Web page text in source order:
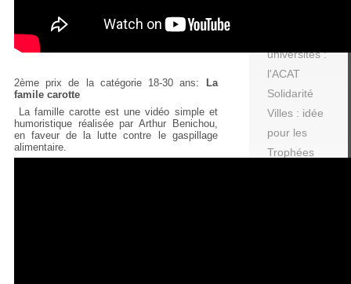
2ème prix de la catégorie 18-30 ans:
La
famile carotte
La famille carotte est une vidéo simple et
humoristique réalisée par Arthur Benichou,
en faveur de la lutte contre le gaspillage
alimentaire.
universités :
l'ACAT
Solidarité
Villes : idée
pour les
Trophées